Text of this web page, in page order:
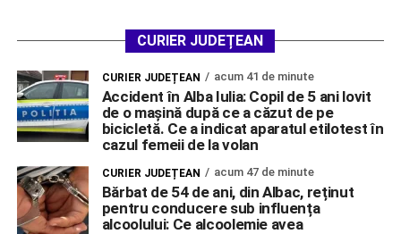
CURIER JUDEȚEAN
CURIER JUDEȚEAN acum 41 de minute
Accident în Alba Iulia: Copil de 5 ani lovit
de o mașină după ce a căzut de pe
bicicletă. Ce a indicat aparatul etilotest în
cazul femeii de la volan
CURIER JUDEȚEAN acum 47 de minute
Bărbat de 54 de ani, din Albac, reținut
pentru conducere sub influența
alcoolului: Ce alcoolemie avea